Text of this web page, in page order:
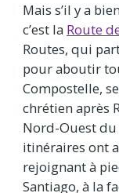
Mais s’il y a
c’est la Route
Routes, qui
pour aboutir
Compostelle,
chrétien après
Nord-Ouest du
itinéraires ont
rejoignant à
Santiago, à la